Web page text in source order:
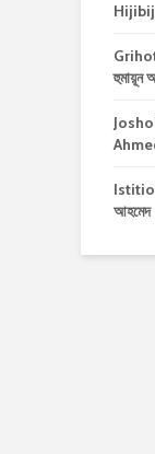
হুমায়ূন
আহমেদ